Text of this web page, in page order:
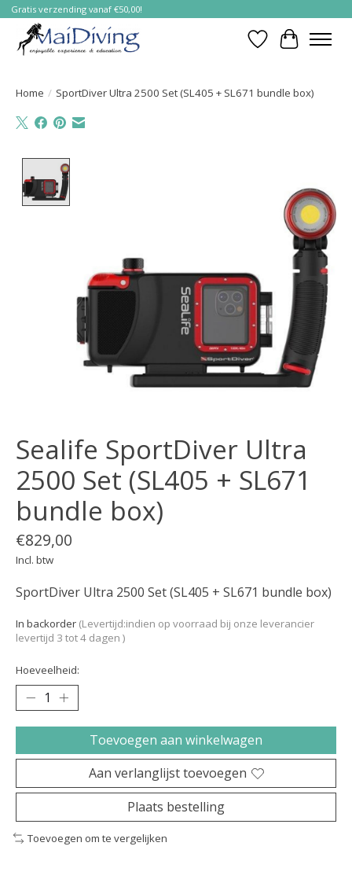
Gratis verzending vanaf €50,00!
Verlanglijst
Home / SportDiver Ultra 2500 Set (SL405 + SL671 bundle box)
Sealife SportDiver Ultra
2500 Set (SL405 + SL671
bundle box)
€829,00
Incl. btw
SportDiver Ultra 2500 Set (SL405 + SL671 bundle box)
In backorder (Levertijd:indien op voorraad bij onze leverancier
levertijd 3 tot 4 dagen )
Hoeveelheid:
Toevoegen aan winkelwagen
Aan verlanglijst toevoegen
Plaats bestelling
Toevoegen om te vergelijken